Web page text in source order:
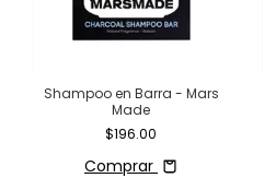
Shampoo en Barra - Mars
Made
$196.00
Comprar